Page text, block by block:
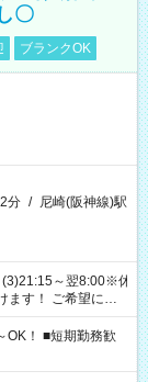
〇
ブランクOK
分 / 尼崎(阪神線)駅
～翌8:00※休
ます！ ご希望に合
20-翌4時/21-翌5
頂ける完全自由シ
OK！ ■短期勤務歓